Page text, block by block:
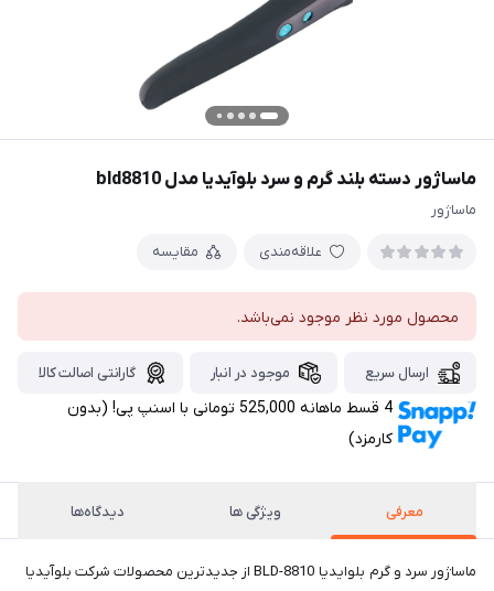
ماساژور دسته بلند گرم و سرد بلوآیدیا مدل bld8810
ماساژور
علاقه‌مندی مقایسه
محصول مورد نظر موجود نمی‌باشد.
ارسال سریع موجود در انبار گارانتی اصالت کالا
4 قسط ماهانه 525,000 تومانی با اسنپ ‌پی! (بدون
کارمزد)
معرفی ویژگی ها دیدگاه‌ها
ماساژور سرد و گرم بلوایدیا BLD-8810 از جدیدترین محصولات شرکت بلوآیدیا